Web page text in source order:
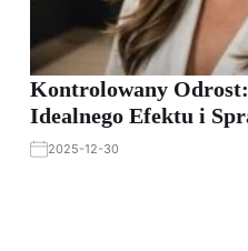
Kontrolowany
Idealnego Efektu i
2025-12-30